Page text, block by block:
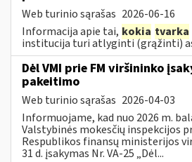
Web turinio sąrašas 2026-06-16
Informacija apie tai, kokia tvarka
institucija turi atlyginti (grąžinti)
Dėl VMI prie FM viršininko
pakeitimo
Web turinio sąrašas 2026-04-03
Informuojame, kad nuo 2026 m.
Valstybinės mokesčių inspekcijos
Respublikos finansų ministerijos
31 d. įsakymas Nr. VA-25 „Dėl...